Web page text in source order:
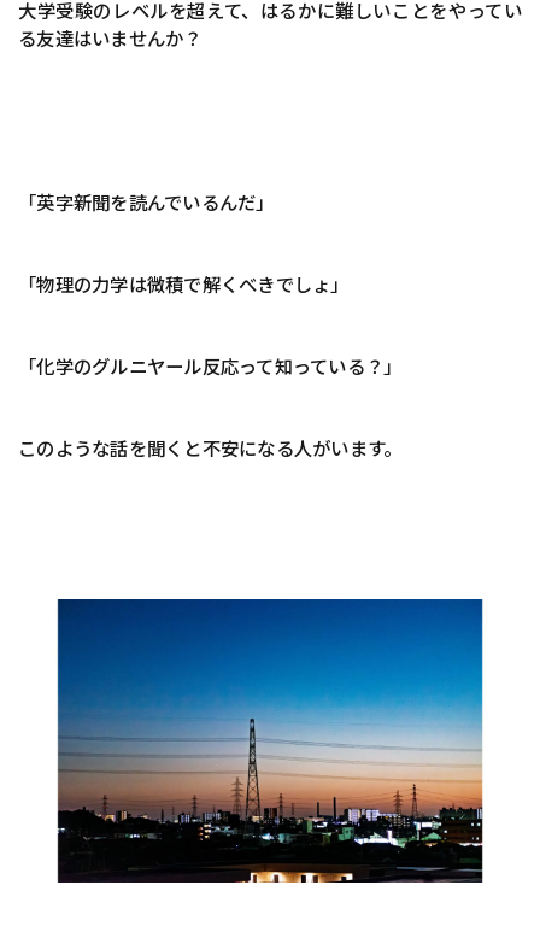
大学受験のレベルを超えて、はるかに難しいことをやってい
る友達はいませんか？
「英字新聞を読んでいるんだ」
「物理の力学は微積で解くべきでしょ」
「化学のグルニヤール反応って知っている？」
このような話を聞くと不安になる人がいます。